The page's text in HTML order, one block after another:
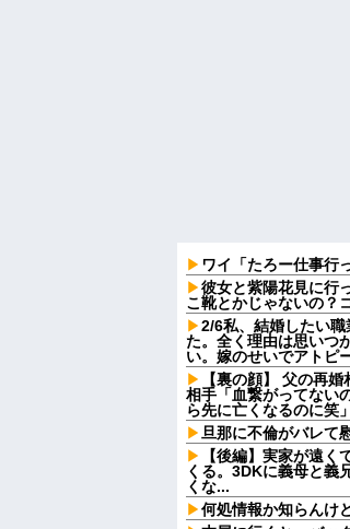
ワイ「たろー仕事行
彼女と紫陽花見に行
こ靴とかじゃないの？
2/6私、結婚したい
た。全く理由は思いつ
い。嫁のせいでアトピ
【裏の顔】 父の再
相手「血繋がってない
ら先に亡くなるのに笑
旦那に不倫がバレて
【後編】実家が遠
くる。3DKに義母と義
くな...
何処情報か知らんけ